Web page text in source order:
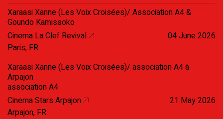
Xaraasi Xanne (Les Voix Croisées)/ Association A4 &
Goundo Kamissoko
Cinema La Clef Revival
Paris, FR
04 June 2026
Xaraasi Xanne (Les Voix Croisées)/ association A4 à
Arpajon
association A4
Cinema Stars Arpajon
Arpajon, FR
21 May 2026